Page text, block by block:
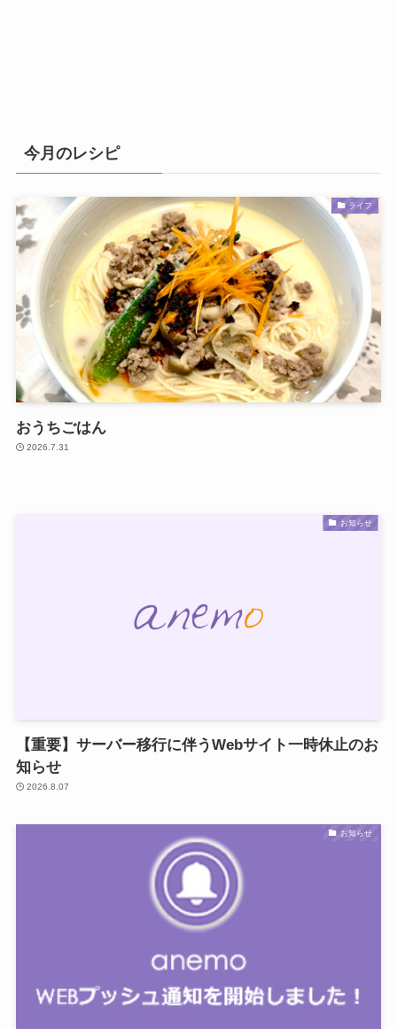
今月のレシピ
ライフ
おうちごはん
2026.7.31
お知らせ
【重要】サーバー移行に伴うWebサイト一時休止のお
知らせ
2026.8.07
お知らせ